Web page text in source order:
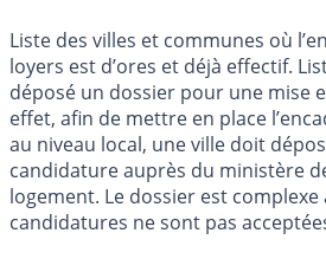
Liste des villes et communes où
loyers est d’ores et déjà effectif.
déposé un dossier pour une mise
effet, afin de mettre en place
au niveau local, une ville doit
candidature auprès du ministère
logement. Le dossier est
candidatures ne sont pas